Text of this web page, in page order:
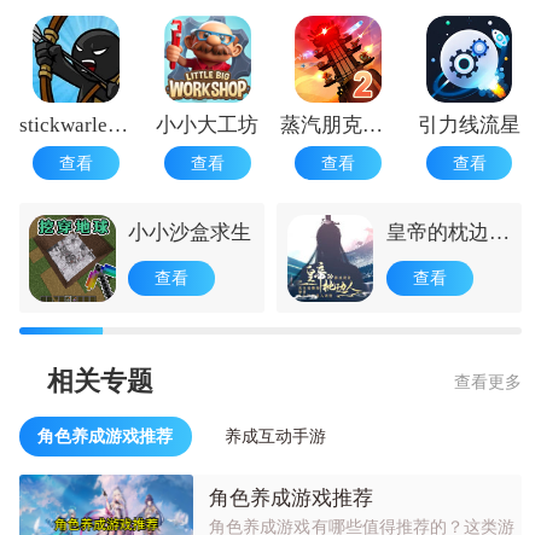
stickwarlegacy超级魔改版
查看
小小大工坊
查看
蒸汽朋克塔防2
查看
引力线流星
查看
小小沙盒求生
查看
皇帝的枕边人
查看
相关专题 查看更多
角色养成游戏推荐 养成互动手游
角色养成游戏推荐
角色养成游戏有哪些值得推荐的？这类游